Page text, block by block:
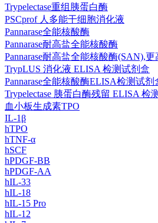
Trypelectase重组胰蛋白酶
PSCprof 人多能干细胞消化液
Pannarase全能核酸酶
Pannarase耐高盐全能核酸酶
Pannarase耐高盐全能核酸酶(SAN),
TrypLUS 消化液 ELISA 检测试剂盒
Pannarase全能核酸酶ELISA检测试剂
Trypelectase 胰蛋白酶残留 ELISA 检
血小板生成素TPO
IL-1β
hTPO
hTNF-α
hSCF
hPDGF-BB
hPDGF-AA
hIL-33
hIL-18
hIL-15 Pro
hIL-12